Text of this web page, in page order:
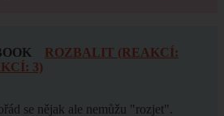
ROZBALIT (REAKCÍ:
3)
se nějak ale nemůžu "rozjet".